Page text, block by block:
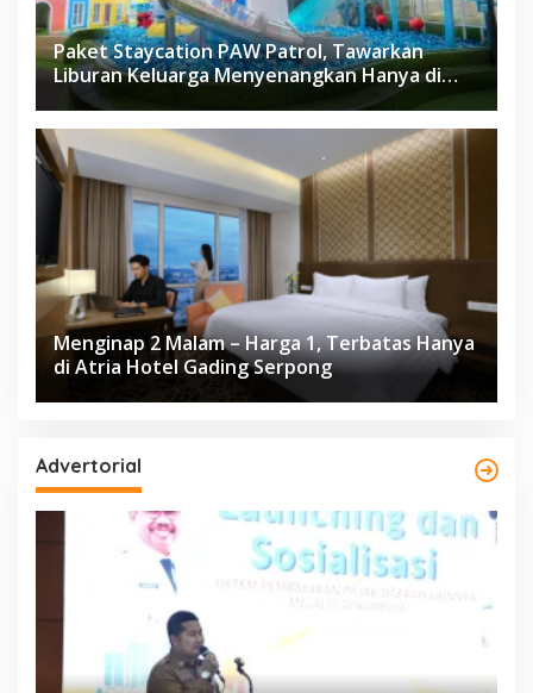
Paket Staycation PAW Patrol, Tawarkan
Liburan Keluarga Menyenangkan Hanya di
Herloom Hotel BSD
Menginap 2 Malam – Harga 1, Terbatas Hanya
di Atria Hotel Gading Serpong
Advertorial